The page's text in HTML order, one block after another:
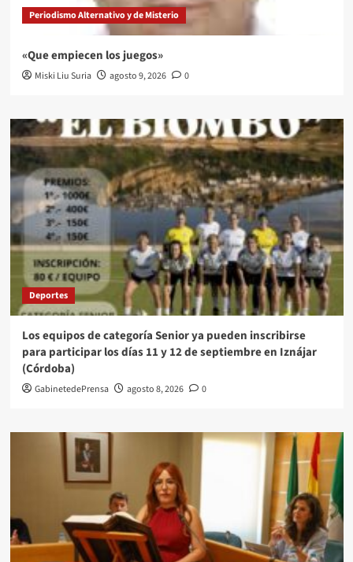
Periodismo Alternativo y de Misterio
«Que empiecen los juegos»
Miski Liu Suria agosto 9, 2026 0
Deportes
Los equipos de categoría Senior ya pueden inscribirse
para participar los días 11 y 12 de septiembre en Iznájar
(Córdoba)
GabinetedePrensa agosto 8, 2026 0